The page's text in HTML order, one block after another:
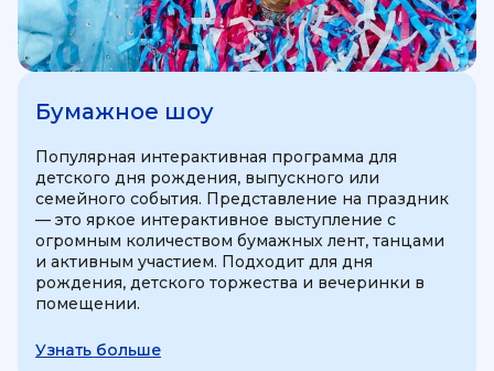
Бумажное шоу
Популярная интерактивная программа для
детского дня рождения, выпускного или
семейного события. Представление на праздник
— это яркое интерактивное выступление с
огромным количеством бумажных лент, танцами
и активным участием. Подходит для дня
рождения, детского торжества и вечеринки в
помещении.
Узнать больше